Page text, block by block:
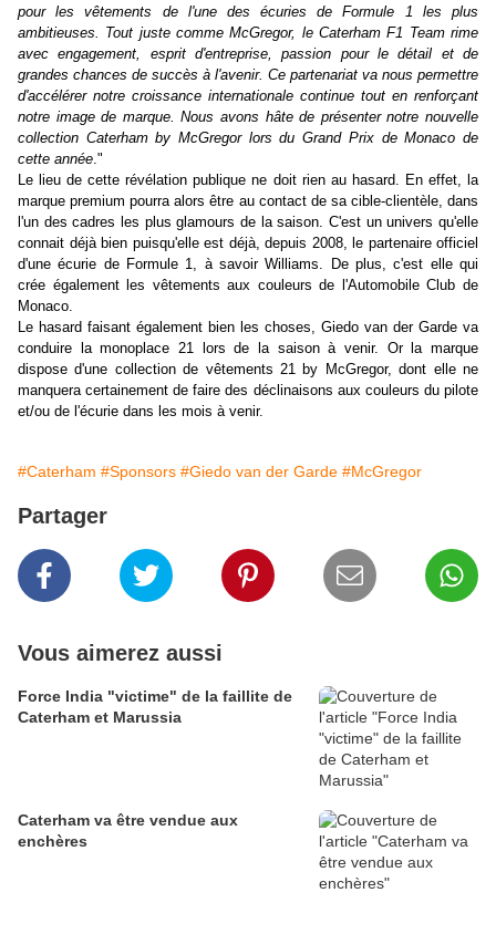
pour les vêtements de l'une des écuries de Formule 1 les plus
ambitieuses. Tout juste comme McGregor, le Caterham F1 Team rime
avec engagement, esprit d'entreprise, passion pour le détail et de
grandes chances de succès à l'avenir. Ce partenariat va nous permettre
d'accélérer notre croissance internationale continue tout en renforçant
notre image de marque. Nous avons hâte de présenter notre nouvelle
collection Caterham by McGregor lors du Grand Prix de Monaco de
cette année."
Le lieu de cette révélation publique ne doit rien au hasard. En effet, la
marque premium pourra alors être au contact de sa cible-clientèle, dans
l'un des cadres les plus glamours de la saison. C'est un univers qu'elle
connait déjà bien puisqu'elle est déjà, depuis 2008, le partenaire officiel
d'une écurie de Formule 1, à savoir Williams. De plus, c'est elle qui
crée également les vêtements aux couleurs de l'Automobile Club de
Monaco.
Le hasard faisant également bien les choses, Giedo van der Garde va
conduire la monoplace 21 lors de la saison à venir. Or la marque
dispose d'une collection de vêtements 21 by McGregor, dont elle ne
manquera certainement de faire des déclinaisons aux couleurs du pilote
et/ou de l'écurie dans les mois à venir.
#Caterham #Sponsors #Giedo van der Garde #McGregor
Partager
Vous aimerez aussi
Force India "victime" de la faillite de
Caterham et Marussia
Caterham va être vendue aux
enchères